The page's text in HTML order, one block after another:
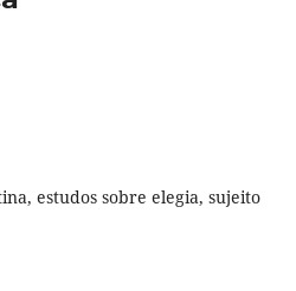
estudos sobre elegia, sujeito